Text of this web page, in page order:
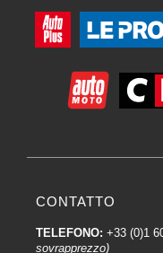
CONTATTO
TELEFONO: +33 (0)1
sovrapprezzo)